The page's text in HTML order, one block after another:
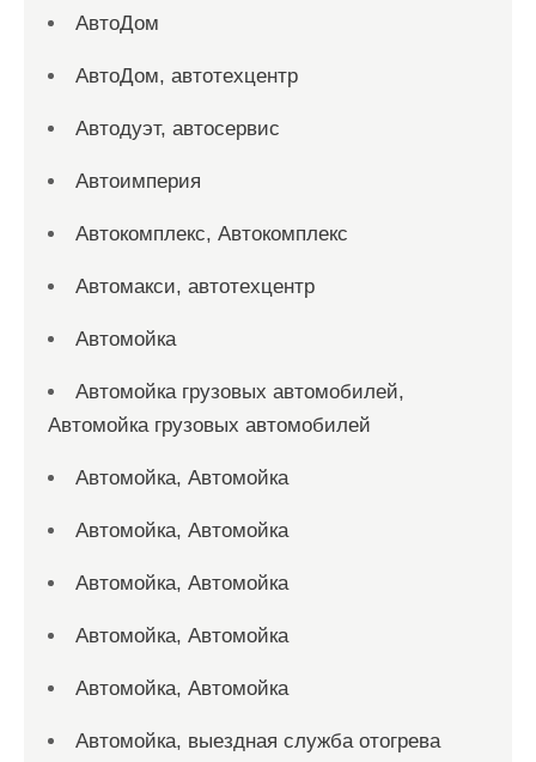
АвтоДом
АвтоДом, автотехцентр
Автодуэт, автосервис
Автоимперия
Автокомплекс, Автокомплекс
Автомакси, автотехцентр
Автомойка
Автомойка грузовых автомобилей,
Автомойка грузовых автомобилей
Автомойка, Автомойка
Автомойка, Автомойка
Автомойка, Автомойка
Автомойка, Автомойка
Автомойка, Автомойка
Автомойка, выездная служба отогрева